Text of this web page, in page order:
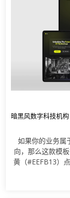
暗黑风数字科技机
如果你的业务属
向，那么这款模
黄（#EEFB13）